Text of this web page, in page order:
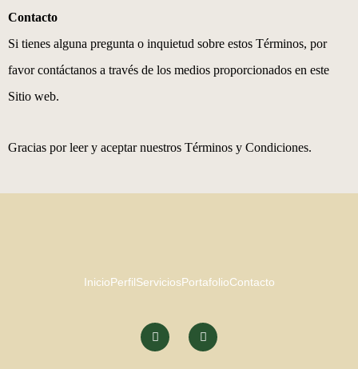
Contacto
Si tienes alguna pregunta o inquietud sobre estos Términos, por
favor contáctanos a través de los medios proporcionados en este
Sitio web.
Gracias por leer y aceptar nuestros Términos y Condiciones.
InicioPerfilServiciosPortafolioContacto